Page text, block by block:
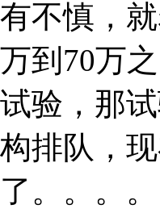
有不慎，
万到70万
试验，那
构排队，
了。。。